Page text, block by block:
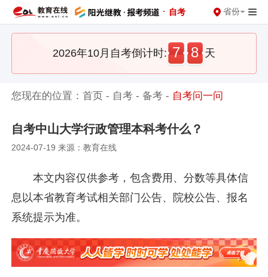
· 自考 省份
2026年10月自考倒计时: 7 8 天
您现在的位置：首页 - 自考 -备考 - 自考问一问
自考中山大学行政管理本科考什么？
2024-07-19 来源：教育在线
本文内容仅供参考，包含费用、分数等具体信
息以本省教育考试相关部门公告、院校公告、报名
系统提示为准。